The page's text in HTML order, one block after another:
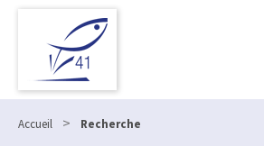
Accueil > Recherche